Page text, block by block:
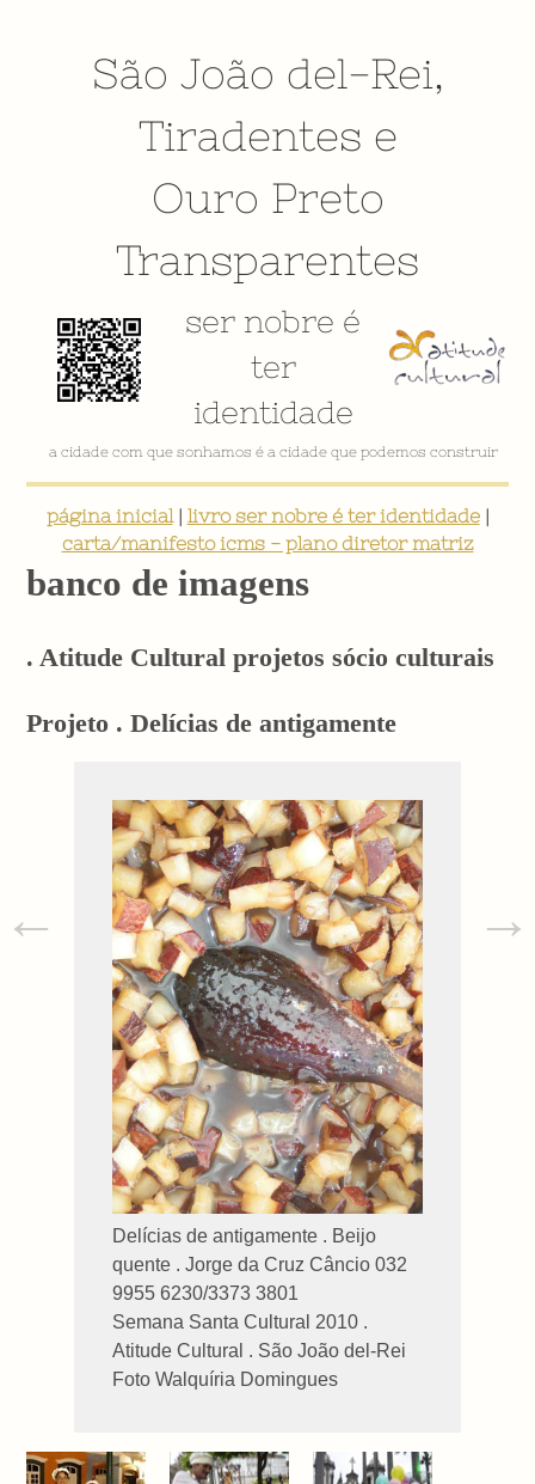
São João del-Rei,
Tiradentes e
Ouro Preto
Transparentes
ser nobre é
ter
identidade
VÍDEO INSTITUCIONAL
página inicial| livro ser nobre é ter identidade|
carta/manifesto icms - plano diretor matriz
banco de imagens
. Atitude Cultural projetos sócio culturais
Projeto . Delícias de antigamente
Delícias de antigamente . Beijo
quente . Jorge da Cruz Câncio 032
9955 6230/3373 3801
Semana Santa Cultural 2010 .
Atitude Cultural . São João del-Rei
Foto Walquíria Domingues
← →